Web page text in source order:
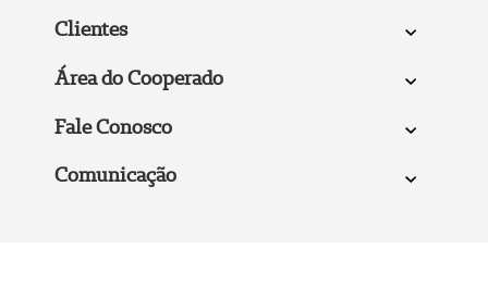
Clientes
Área do Cooperado
Fale Conosco
Comunicação